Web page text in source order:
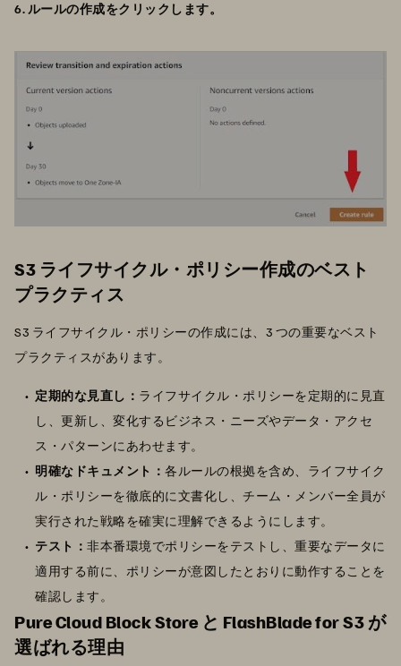
6. ルールの作成をクリックします。
S3 ライフサイクル・ポリシー作成のベスト
プラクティス
S3 ライフサイクル・ポリシーの作成には、3 つの重要なベスト
プラクティスがあります。
定期的な見直し： ライフサイクル・ポリシーを定期的に見直
し、更新し、変化するビジネス・ニーズやデータ・アクセ
ス・パターンにあわせます。
明確なドキュメント： 各ルールの根拠を含め、ライフサイク
ル・ポリシーを徹底的に文書化し、チーム・メンバー全員が
実行された戦略を確実に理解できるようにします。
テスト： 非本番環境でポリシーをテストし、重要なデータに
適用する前に、ポリシーが意図したとおりに動作することを
確認します。
Pure Cloud Block Store と FlashBlade for S3 が
選ばれる理由